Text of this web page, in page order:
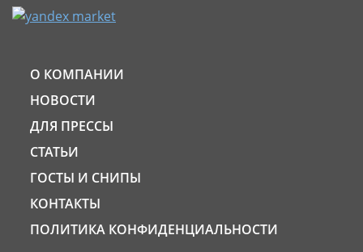
О КОМПАНИИ
НОВОСТИ
ДЛЯ ПРЕССЫ
СТАТЬИ
ГОСТЫ И СНИПЫ
КОНТАКТЫ
ПОЛИТИКА КОНФИДЕНЦИАЛЬНОСТИ